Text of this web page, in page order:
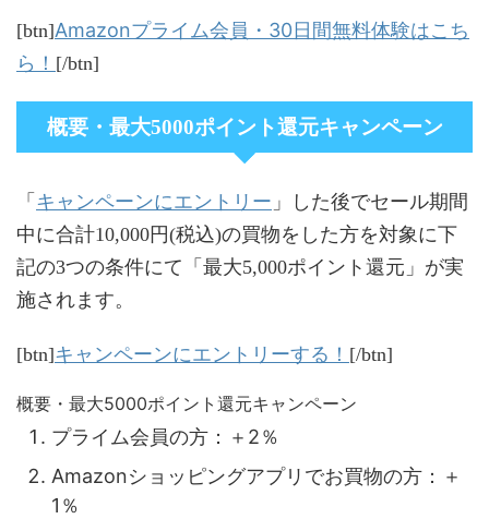
[btn]Amazonプライム会員・30日間無料体験はこち
ら！ [/btn]
概要・最大5000ポイント還元キャンペーン
「 キャンペーンにエントリー 」した後でセール期間
中に合計10,000円(税込)の買物をした方を対象に下
記の3つの条件にて「最大5,000ポイント還元」が実
施されます。
[btn]キャンペーンにエントリーする！ [/btn]
概要・最大5000ポイント還元キャンペーン
プライム会員の方：＋2％
Amazonショッピングアプリでお買物の方：＋
1％